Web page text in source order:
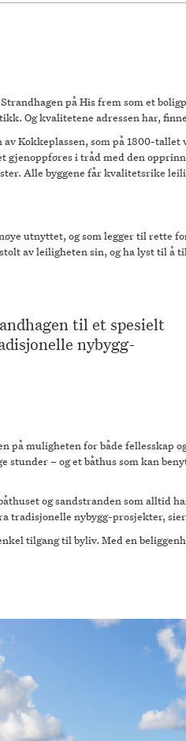
på His frem som et
Og kvalitetene adressen har,
Kokkeplassen, som på 1800-
gjenoppføres i tråd med den
Alle byggene får kvalitetsrike
utnyttet, og som legger til rette
av leiligheten sin, og ha lyst til
til et spesielt
nybygg-
på muligheten for både fellesskap
stunder – og et båthus som kan
og sandstranden som
tradisjonelle nybygg-prosjekter,
tilgang til byliv. Med en